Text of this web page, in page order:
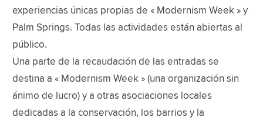
experiencias únicas propias de « Modernism Week » y
Palm Springs. Todas las actividades están abiertas al
público.
Una parte de la recaudación de las entradas se
destina a « Modernism Week » (una organización sin
ánimo de lucro) y a otras asociaciones locales
dedicadas a la conservación, los barrios y la